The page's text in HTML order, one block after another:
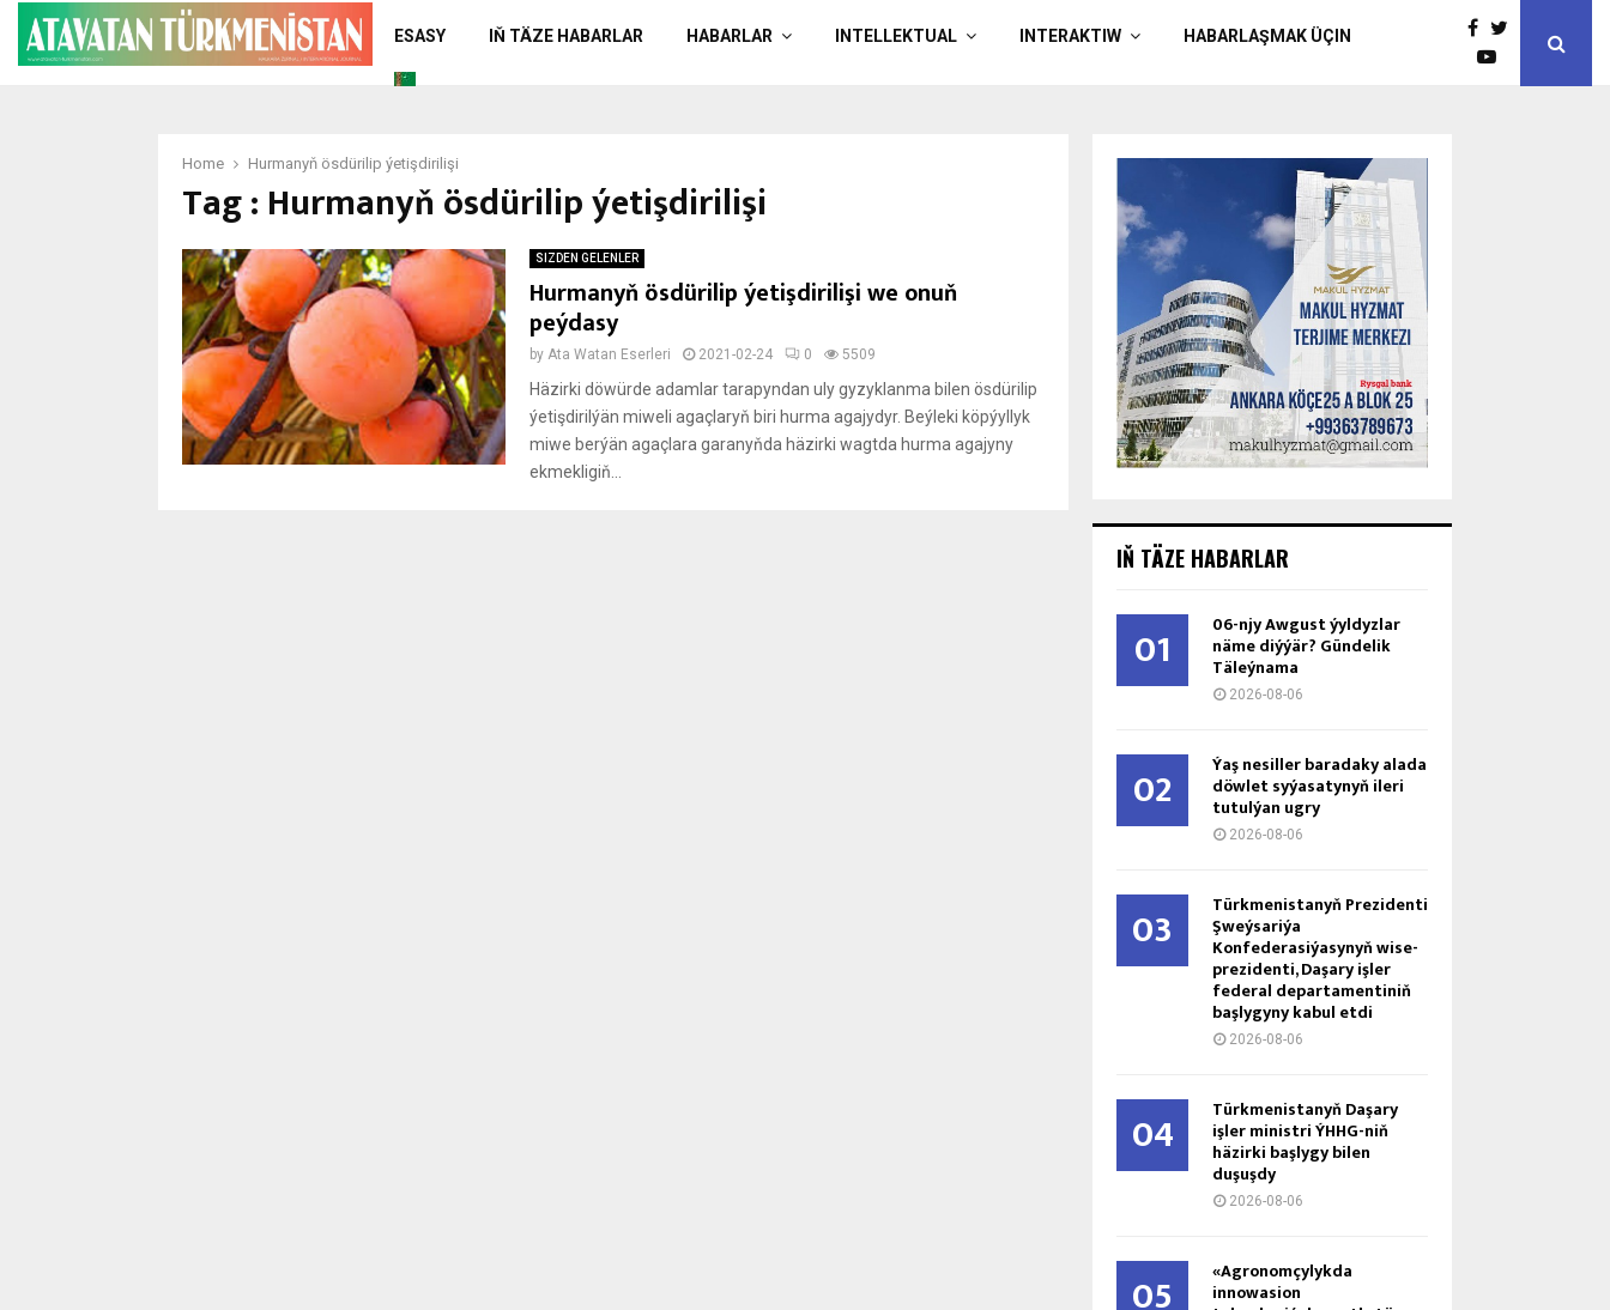
ESASY IŇ TÄZE HABARLAR HABARLAR INTELLEKTUAL INTERAKTIW HABARLAŞMAK ÜÇIN
Home Hurmanyň ösdürilip ýetişdirilişi
Tag : Hurmanyň ösdürilip ýetişdirilişi
SIZDEN GELENLER
Hurmanyň ösdürilip ýetişdirilişi we onuň
peýdasy
by Ata Watan Eserleri 2021-02-24 0 5509
Häzirki döwürde adamlar tarapyndan uly gyzyklanma bilen ösdürilip
ýetişdirilýän miweli agaçlaryň biri hurma agajydyr. Beýleki köpýyllyk
miwe berýän agaçlara garanyňda häzirki wagtda hurma agajyny
ekmekligiň...
IŇ TÄZE HABARLAR
01 06-njy Awgust ýyldyzlar
näme diýýär? Gündelik
Täleýnama
2026-08-06
02 Ýaş ne­sil­ler ba­ra­da­ky ala­da
döw­let sy­ýa­sa­ty­nyň ile­ri
tu­tul­ýan ug­ry
2026-08-06
03 Türkmenistanyň Prezidenti
Şweýsariýa
Konfederasiýasynyň wise-
prezidenti, Daşary işler
federal departamentiniň
başlygyny kabul etdi
2026-08-06
04 Türkmenistanyň Daşary
işler ministri ÝHHG-niň
häzirki başlygy bilen
duşuşdy
2026-08-06
05 «Agronomçylykda
innowasion